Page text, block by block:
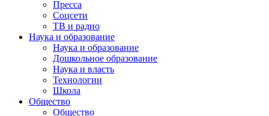
Пресса
Соцсети
ТВ и радио
Наука и образование
Наука и образование
Дошкольное образование
Наука и власть
Технологии
Школа
Общество
Общество